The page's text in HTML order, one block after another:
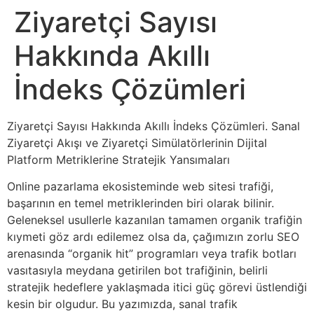
Ziyaretçi Sayısı
Hakkında Akıllı
İndeks Çözümleri
Ziyaretçi Sayısı Hakkında Akıllı İndeks Çözümleri. Sanal
Ziyaretçi Akışı ve Ziyaretçi Simülatörlerinin Dijital
Platform Metriklerine Stratejik Yansımaları
Online pazarlama ekosisteminde web sitesi trafiği,
başarının en temel metriklerinden biri olarak bilinir.
Geleneksel usullerle kazanılan tamamen organik trafiğin
kıymeti göz ardı edilemez olsa da, çağımızın zorlu SEO
arenasında “organik hit” programları veya trafik botları
vasıtasıyla meydana getirilen bot trafiğinin, belirli
stratejik hedeflere yaklaşmada itici güç görevi üstlendiği
kesin bir olgudur. Bu yazımızda, sanal trafik